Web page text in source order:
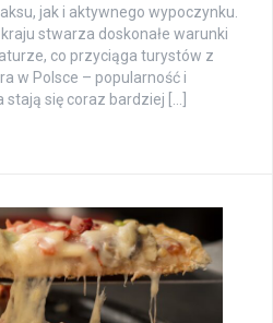
jak i aktywnego wypoczynku.
stwarza doskonałe warunki
co przyciąga turystów z
w Polsce – popularność i
się coraz bardziej […]